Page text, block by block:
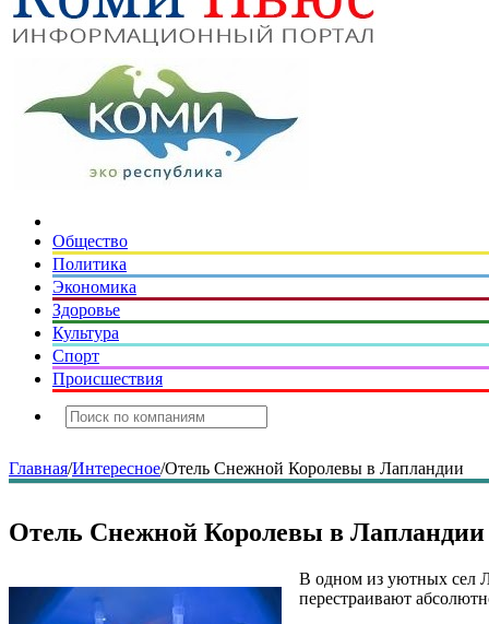
Общество
Политика
Экономика
Здоровье
Культура
Спорт
Происшествия
Главная/Интересное/Отель Снежной Королевы в Лапландии
Отель Снежной Королевы в Лапландии
В одном из уютных сел
перестраивают